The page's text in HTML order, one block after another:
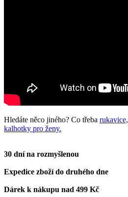
Hledáte něco jiného? Co třeba rukavice,
kalhotky pro ženy.
30 dní na rozmyšlenou
Expedice zboží do druhého dne
Dárek k nákupu nad 499 Kč